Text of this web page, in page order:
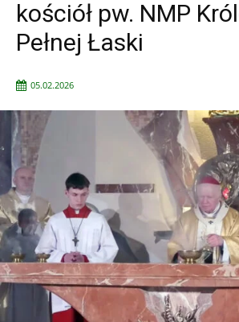
kościół pw. NMP
Pełnej Łaski
05.02.2026